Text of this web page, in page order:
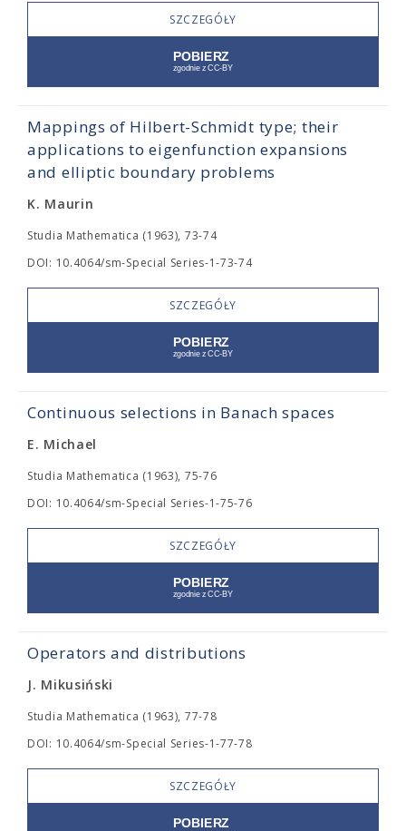
SZCZEGÓŁY
Mappings of Hilbert-Schmidt type; their
applications to eigenfunction expansions
and elliptic boundary problems
K. Maurin
Studia Mathematica (1963), 73-74
DOI: 10.4064/sm-Special Series-1-73-74
SZCZEGÓŁY
Continuous selections in Banach spaces
E. Michael
Studia Mathematica (1963), 75-76
DOI: 10.4064/sm-Special Series-1-75-76
SZCZEGÓŁY
Operators and distributions
J. Mikusiński
Studia Mathematica (1963), 77-78
DOI: 10.4064/sm-Special Series-1-77-78
SZCZEGÓŁY